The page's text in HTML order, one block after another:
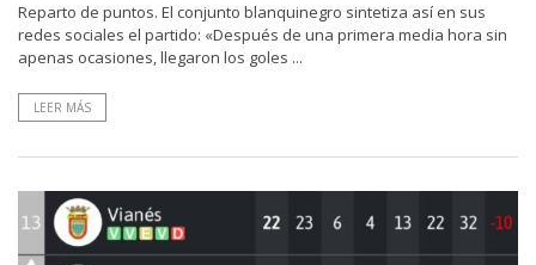
Reparto de puntos. El conjunto blanquinegro sintetiza así en sus
redes sociales el partido: «Después de una primera media hora sin
apenas ocasiones, llegaron los goles ...
LEER MÁS